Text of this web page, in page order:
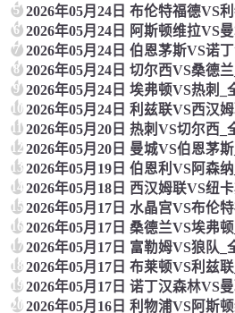
5
6
7
8 2026年05月24日 切尔西VS桑德
9 2026年05月24日 埃弗顿VS热刺_
10
11 2026年05月20日 热刺VS切尔西_
122026年05月20日 曼城VS伯恩茅
132026年05月19日 伯恩利VS阿森
14
15
162026年05月17日 桑德兰VS埃弗
172026年05月17日 富勒姆VS狼队_
182026年05月17日 布莱顿VS利兹
19
20